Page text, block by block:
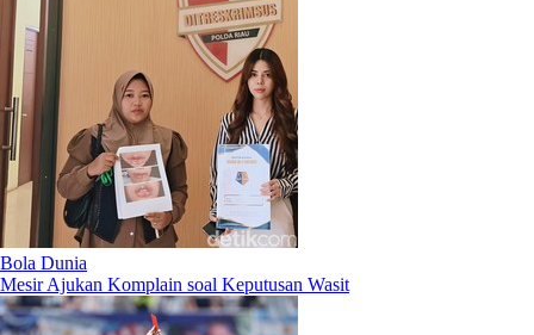
Bola Dunia
Mesir Ajukan Komplain soal Keputusan Wasit